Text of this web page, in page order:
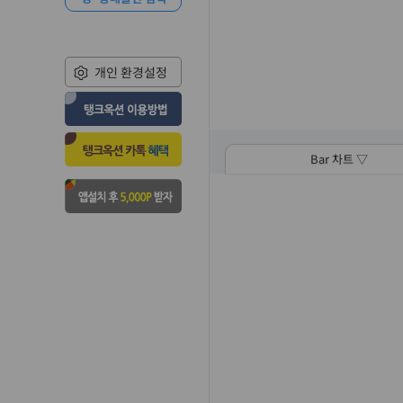
개인 환경설정
Bar 차트